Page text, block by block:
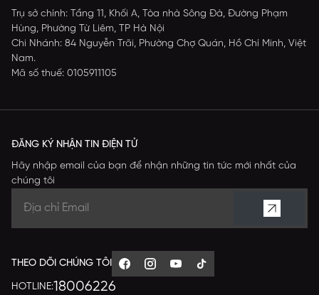
Trụ sở chính: Tầng 11, Khối A, Tòa nhà Sông Đà, Đường Phạm
Hùng, Phường Từ Liêm, TP Hà Nội
Chi Nhánh: 84 Nguyễn Trãi, Phường Chợ Quán, Hồ Chí Minh, Việt
Nam.
Mã số thuế: 0105911105
ĐĂNG KÝ NHẬN TIN ĐIỆN TỬ
Hãy nhập email của bạn để nhận những tin tức mới nhất của
chúng tôi
THEO DÕI CHÚNG TÔI
HOTLINE:18006226